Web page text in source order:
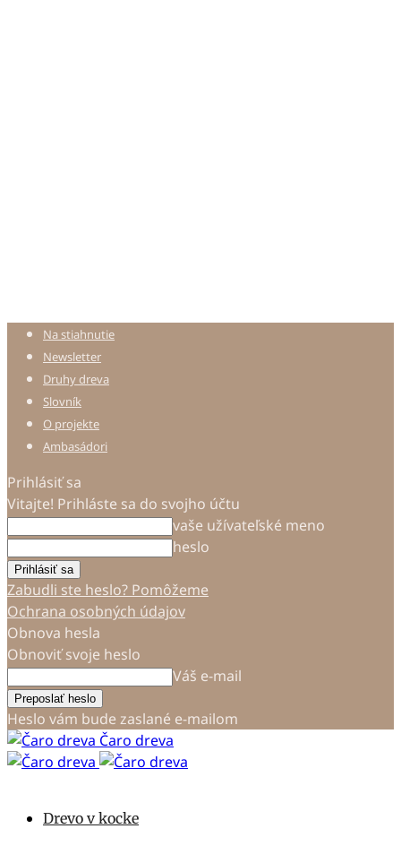
Na stiahnutie
Newsletter
Druhy dreva
Slovník
O projekte
Ambasádori
Prihlásiť sa
Vitajte! Prihláste sa do svojho účtu
vaše užívateľské meno
heslo
Zabudli ste heslo? Pomôžeme
Ochrana osobných údajov
Obnova hesla
Obnoviť svoje heslo
Váš e-mail
Heslo vám bude zaslané e-mailom
Čaro dreva
Drevo v kocke